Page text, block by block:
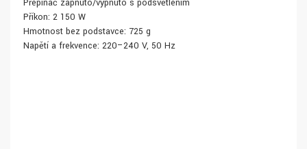
Přepínač zapnuto/vypnuto s podsvětlením
Příkon: 2 150 W
Hmotnost bez podstavce: 725 g
Napětí a frekvence: 220–240 V, 50 Hz